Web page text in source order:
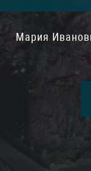
грн
грн
1300грн
Мария